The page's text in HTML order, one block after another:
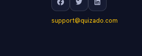
support@quizado.com